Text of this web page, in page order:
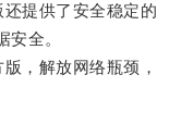
提供了安全稳定的
全。
，解放网络瓶颈，